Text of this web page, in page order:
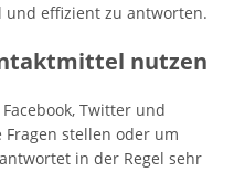
und effizient zu antworten.
nutzen
Twitter und
Fragen stellen oder um
in der Regel sehr